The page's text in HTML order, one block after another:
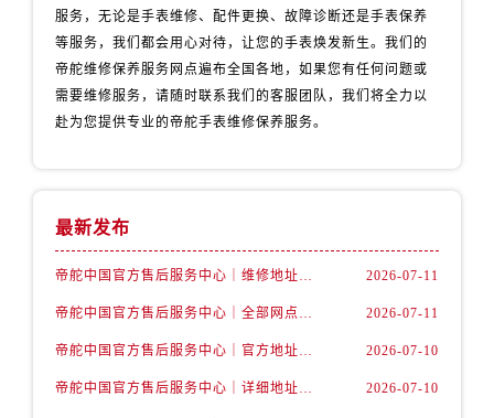
广东省阳江市江城区东风一路帝舵售后服务中心（需提前预约）
服务，无论是手表维修、配件更换、故障诊断还是手表保养
等服务，我们都会用心对待，让您的手表焕发新生。我们的
帝舵维修保养服务网点遍布全国各地，如果您有任何问题或
需要维修服务，请随时联系我们的客服团队，我们将全力以
赴为您提供专业的帝舵手表维修保养服务。
最新发布
帝舵中国官方售后服务中心｜维修地址及售后服务热线权威信息声明（2026年7月最新） 2026-07-11
帝舵中国官方售后服务中心｜全部网点地址及电话权威信息通告（2026年7月最新） 2026-07-11
帝舵中国官方售后服务中心｜官方地址与客服热线权威信息声明（2026年7月最新） 2026-07-10
帝舵中国官方售后服务中心｜详细地址与24小时客服电话权威信息声明（2026年7月最新） 2026-07-10